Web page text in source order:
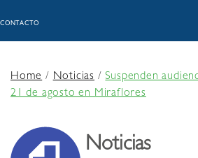
CONTACTO
Home/Noticias /Suspenden
21 de agosto en Miraflores
Noticias